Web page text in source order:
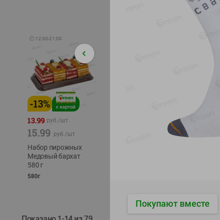
🕘 12:00-21:00
-13%
13.99 руб./шт
15.99 руб./шт
Набор пирожных
Медовый бархат
580 г
580г
-24
ТОФУ
Покупают вместе